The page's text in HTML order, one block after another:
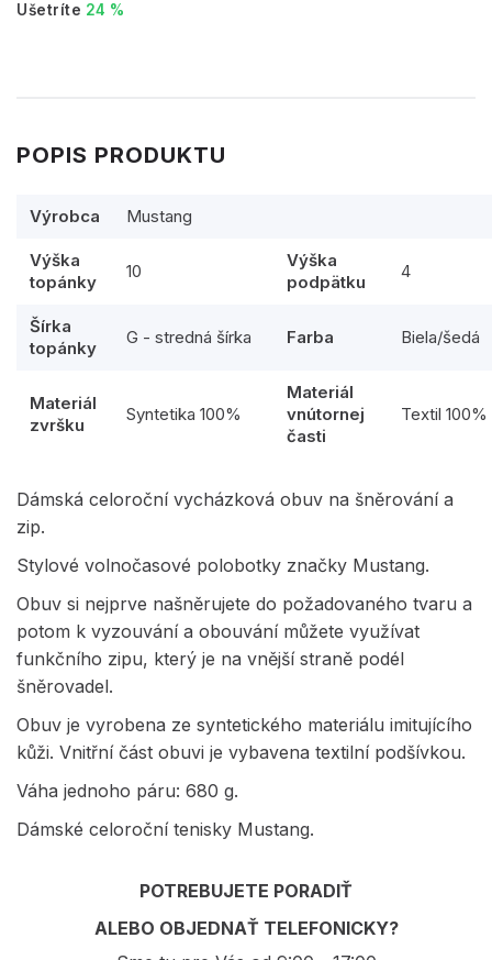
Ušetríte 24 %
POPIS PRODUKTU
Výrobca Mustang
Výška
topánky
10
Výška
podpätku
4
Šírka
topánky
G - stredná šírka Farba Biela/šedá
Materiál
zvršku
Syntetika 100%
Materiál
vnútornej
časti
Textil 100%
Dámská celoroční vycházková obuv na šněrování a
zip.
Stylové volnočasové polobotky značky Mustang.
Obuv si nejprve našněrujete do požadovaného tvaru a
potom k vyzouvání a obouvání můžete využívat
funkčního zipu, který je na vnější straně podél
šněrovadel.
Obuv je vyrobena ze syntetického materiálu imitujícího
kůži. Vnitřní část obuvi je vybavena textilní podšívkou.
Váha jednoho páru: 680 g.
Dámské celoroční tenisky Mustang.
POTREBUJETE PORADIŤ
ALEBO OBJEDNAŤ TELEFONICKY?